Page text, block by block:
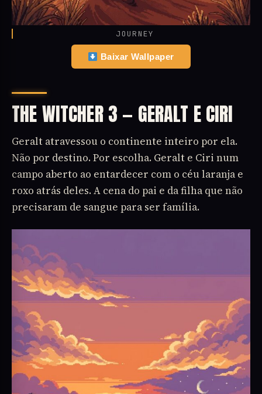
JOURNEY
Baixar Wallpaper
THE WITCHER 3 — GERALT E CIRI
Geralt atravessou o continente inteiro por ela.
Não por destino. Por escolha. Geralt e Ciri num
campo aberto ao entardecer com o céu laranja e
roxo atrás deles. A cena do pai e da filha que não
precisaram de sangue para ser família.